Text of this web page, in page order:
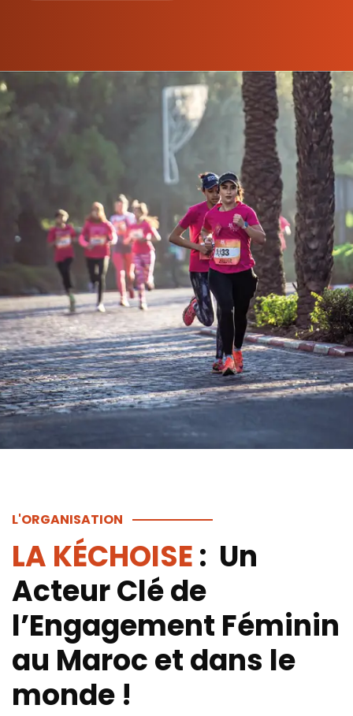
L'ORGANISATION
LA KÉCHOISE: Un
Acteur Clé de
l’Engagement Féminin
au Marocet dans le
monde !